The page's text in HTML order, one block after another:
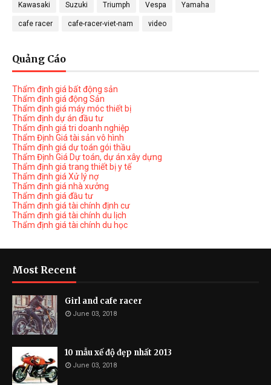
Kawasaki Suzuki Triumph Vespa Yamaha
cafe racer cafe-racer-viet-nam video
Quảng Cáo
Thẩm định giá bất động sản
Thẩm định giá động Sản
Thẩm định giá máy móc thiết bị
Thẩm định dự án đầu tư
Thẩm định giá tri doanh nghiệp
Thẩm Định Giá tài sản vô hình
Thẩm định giá dự toán gói thầu
Thẩm Định Giá Dự toán, dự án xây dựng
Thẩm định giá trang thiết bị y tế
Thẩm định giá Xử lý nợ
Thẩm định giá nhà xưởng
Thẩm định giá đầu tư
Thẩm định giá tài chính định cư
Thẩm định giá tài chính du lịch
Thẩm định giá tài chính du học
Most Recent
Girl and cafe racer
June 03, 2018
10 mẫu xế độ đẹp nhất 2013
June 03, 2018